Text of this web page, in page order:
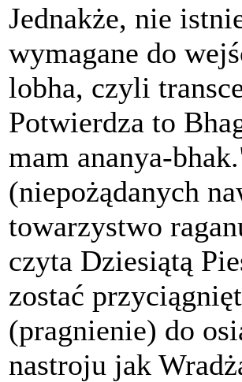
Jednakże, nie
wymagane do
lobha, czyli
Potwierdza to
mam ananya-
(niepożądanych
towarzystwo
czyta Dziesiątą
zostać
(pragnienie) do
nastroju jak